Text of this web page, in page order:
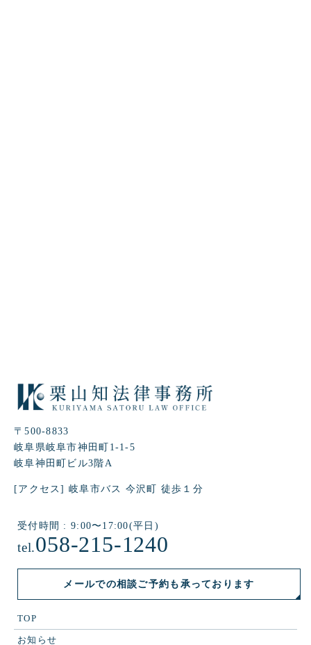
〒500-8833
岐阜県岐阜市神田町1-1-5
岐阜神田町ビル3階A
[アクセス] 岐阜市バス 今沢町 徒歩１分
受付時間 : 9:00〜17:00(平日)
tel.058-215-1240
メールでの相談ご予約も承っております
TOP
お知らせ